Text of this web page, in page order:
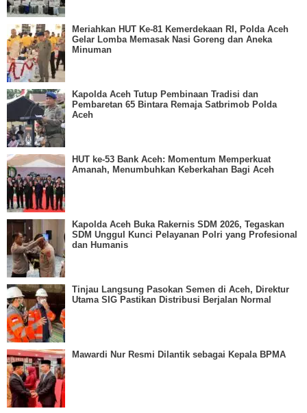
Meriahkan HUT Ke-81 Kemerdekaan RI, Polda Aceh
Gelar Lomba Memasak Nasi Goreng dan Aneka
Minuman
Kapolda Aceh Tutup Pembinaan Tradisi dan
Pembaretan 65 Bintara Remaja Satbrimob Polda
Aceh
HUT ke-53 Bank Aceh: Momentum Memperkuat
Amanah, Menumbuhkan Keberkahan Bagi Aceh
Kapolda Aceh Buka Rakernis SDM 2026, Tegaskan
SDM Unggul Kunci Pelayanan Polri yang Profesional
dan Humanis
Tinjau Langsung Pasokan Semen di Aceh, Direktur
Utama SIG Pastikan Distribusi Berjalan Normal
Mawardi Nur Resmi Dilantik sebagai Kepala BPMA